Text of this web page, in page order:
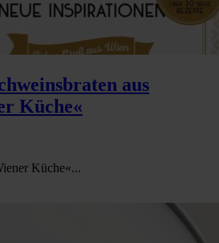
aus
Küche«
Küche«...